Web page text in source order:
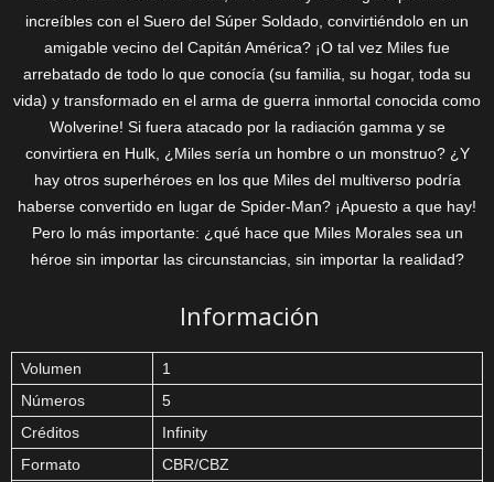
increíbles con el Suero del Súper Soldado, convirtiéndolo en un
amigable vecino del Capitán América? ¡O tal vez Miles fue
arrebatado de todo lo que conocía (su familia, su hogar, toda su
vida) y transformado en el arma de guerra inmortal conocida como
Wolverine! Si fuera atacado por la radiación gamma y se
convirtiera en Hulk, ¿Miles sería un hombre o un monstruo? ¿Y
hay otros superhéroes en los que Miles del multiverso podría
haberse convertido en lugar de Spider-Man? ¡Apuesto a que hay!
Pero lo más importante: ¿qué hace que Miles Morales sea un
héroe sin importar las circunstancias, sin importar la realidad?
Información
Volumen
1
Números
5
Créditos
Infinity
Formato
CBR/CBZ